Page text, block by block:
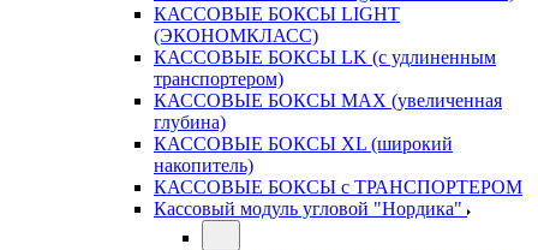
КАССОВЫЕ БОКСЫ LIGHT
(ЭКОНОМКЛАСС)
КАССОВЫЕ БОКСЫ LK (с удлиненным
транспортером)
КАССОВЫЕ БОКСЫ MAX (увеличенная
глубина)
КАССОВЫЕ БОКСЫ XL (широкий
накопитель)
КАССОВЫЕ БОКСЫ с ТРАНСПОРТЕРОМ
Кассовый модуль угловой "Нордика"